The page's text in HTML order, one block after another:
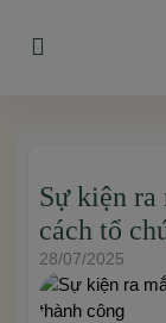
Sự kiện ra
cách tổ
28/07/2025